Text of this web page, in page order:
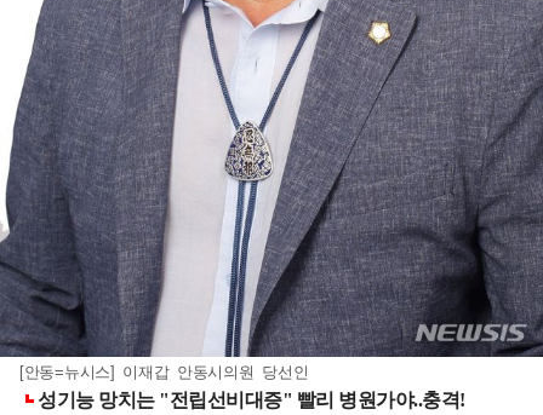
[안동=뉴시스] 이재갑 안동시의원 당선인